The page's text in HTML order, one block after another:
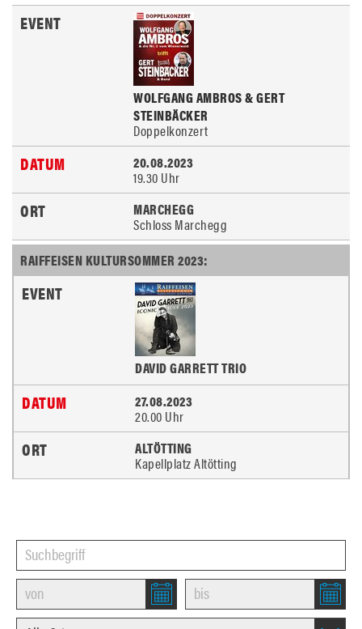
WOLFGANG AMBROS & GERT
STEINBÄCKER
Doppelkonzert
20.08.2023
19.30 Uhr
MARCHEGG
Schloss Marchegg
RAIFFEISEN KULTURSOMMER 2023:
DAVID GARRETT TRIO
27.08.2023
20.00 Uhr
ALTÖTTING
Kapellplatz Altötting